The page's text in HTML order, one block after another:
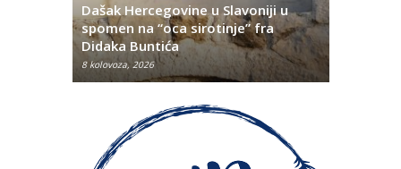
Dašak Hercegovine u Slavoniji u
spomen na “oca sirotinje” fra
Didaka Buntića
8 kolovoza, 2026